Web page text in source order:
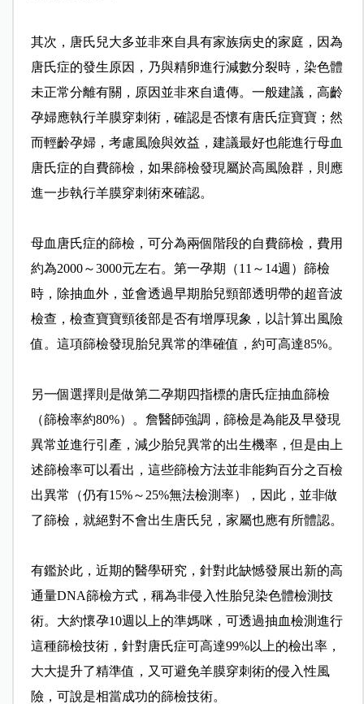
其次，唐氏兒大多並非來自具有家族病史的家庭，因為
唐氏症的發生原因，乃與精卵進行減數分裂時，染色體
未正常分離有關，原因並非來自遺傳。一般建議，高齡
孕婦應執行羊膜穿刺術，確認是否懷有唐氏症寶寶；然
而輕齡孕婦，考慮風險與效益，建議最好也能進行母血
唐氏症的自費篩檢，如果篩檢發現屬於高風險群，則應
進一步執行羊膜穿刺術來確認。
母血唐氏症的篩檢，可分為兩個階段的自費篩檢，費用
約為2000～3000元左右。第一孕期（11～14週）篩檢
時，除抽血外，並會透過早期胎兒頸部透明帶的超音波
檢查，檢查寶寶頸後部是否有增厚現象，以計算出風險
值。這項篩檢發現胎兒異常的準確值，約可高達85%。
另一個選擇則是做第二孕期四指標的唐氏症抽血篩檢
（篩檢率約80%）。詹醫師強調，篩檢是為能及早發現
異常並進行引產，減少胎兒異常的出生機率，但是由上
述篩檢率可以看出，這些篩檢方法並非能夠百分之百檢
出異常（仍有15%～25%無法檢測率），因此，並非做
了篩檢，就絕對不會出生唐氏兒，家屬也應有所體認。
有鑑於此，近期的醫學研究，針對此缺憾發展出新的高
通量DNA篩檢方式，稱為非侵入性胎兒染色體檢測技
術。大約懷孕10週以上的準媽咪，可透過抽血檢測進行
這種篩檢技術，針對唐氏症可高達99%以上的檢出率，
大大提升了精準值，又可避免羊膜穿刺術的侵入性風
險，可說是相當成功的篩檢技術。